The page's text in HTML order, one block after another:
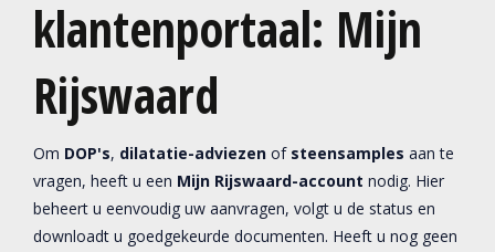
klantenportaal: Mijn
Rijswaard
Om DOP's, dilatatie-adviezen of steensamples aan te
vragen, heeft u een Mijn Rijswaard-account nodig. Hier
beheert u eenvoudig uw aanvragen, volgt u de status en
downloadt u goedgekeurde documenten. Heeft u nog geen